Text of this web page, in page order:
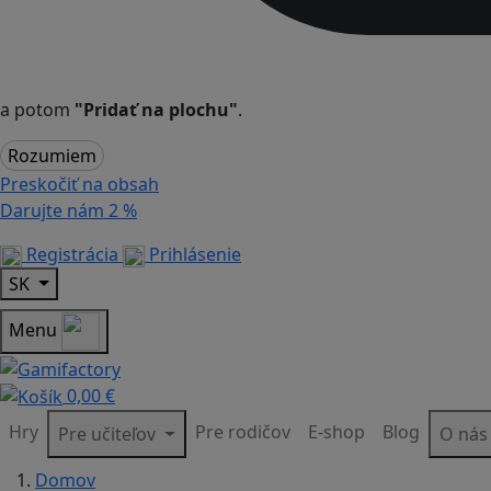
a potom "Pridať na plochu".
Rozumiem
Preskočiť na obsah
Darujte nám 2 %
Registrácia
Prihlásenie
SK
Menu
0,00 €
Hry
Pre učiteľov Pre rodičov E-shop Blog
O nás
Domov